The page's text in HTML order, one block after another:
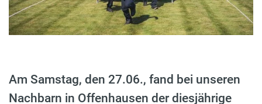
Am Samstag, den 27.06., fand bei unseren
Nachbarn in Offenhausen der diesjährige